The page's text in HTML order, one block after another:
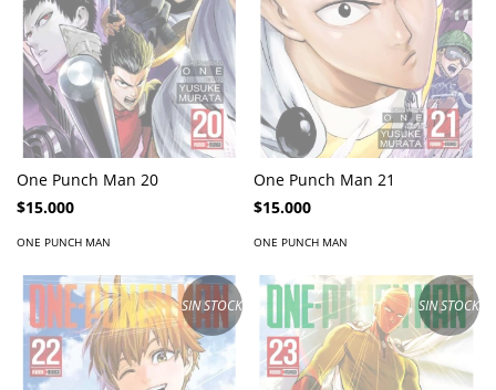
One Punch Man 20
$15.000
ONE PUNCH MAN
One Punch Man 21
$15.000
ONE PUNCH MAN
SIN STOCK SIN STOCK